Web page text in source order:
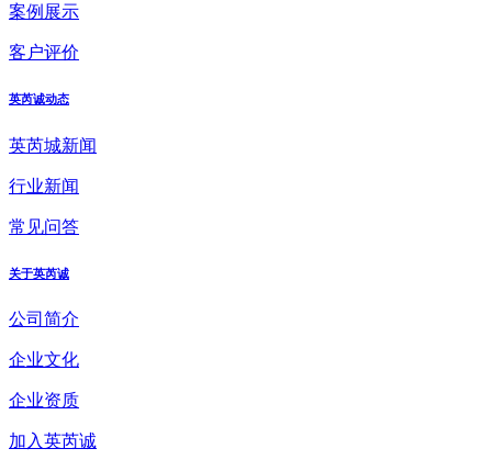
案例展示
客户评价
英芮诚动态
英芮城新闻
行业新闻
常见问答
关于英芮诚
公司简介
企业文化
企业资质
加入英芮诚